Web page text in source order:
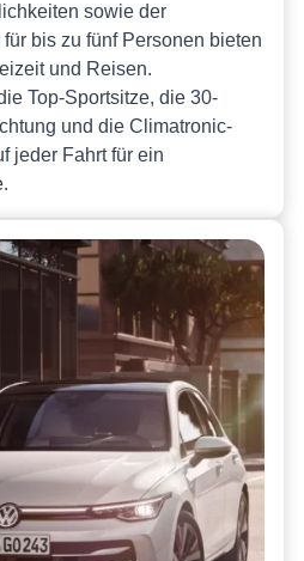
sowie der
bis zu fünf Personen bieten
und Reisen.
Top-Sportsitze, die 30-
und die Climatronic-
jeder Fahrt für ein